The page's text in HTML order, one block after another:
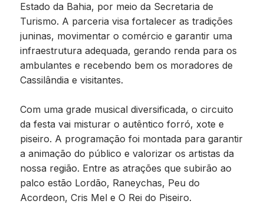
Estado da Bahia, por meio da Secretaria de
Turismo. A parceria visa fortalecer as tradições
juninas, movimentar o comércio e garantir uma
infraestrutura adequada, gerando renda para os
ambulantes e recebendo bem os moradores de
Cassilândia e visitantes.
Com uma grade musical diversificada, o circuito
da festa vai misturar o autêntico forró, xote e
piseiro. A programação foi montada para garantir
a animação do público e valorizar os artistas da
nossa região. Entre as atrações que subirão ao
palco estão Lordão, Raneychas, Peu do
Acordeon, Cris Mel e O Rei do Piseiro.